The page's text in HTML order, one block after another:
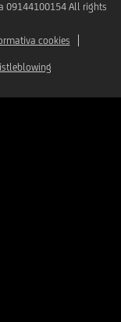
09144100154 All rights
cookies